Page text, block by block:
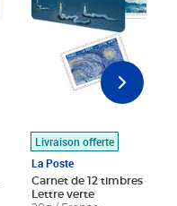
Livraison offerte
La Poste
Carnet de 12 timbres - Le
Lettre verte